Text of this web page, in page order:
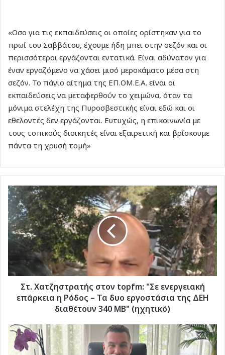
«Οσο για τις εκπαιδεύσεις οι οποίες ορίστηκαν για το
πρωί του Σαββάτου, έχουμε ήδη μπει στην σεζόν και οι
περισσότεροι εργάζονται εντατικά. Είναι αδύνατον για
έναν εργαζόμενο να χάσει μισό μεροκάματο μέσα στη
σεζόν. Το πάγιο αίτημα της ΕΠ.ΟΜ.Ε.Α. είναι οι
εκπαιδεύσεις να μεταφερθούν το χειμώνα, όταν τα
μόνιμα στελέχη της Πυροσβεστικής είναι εδώ και οι
εθελοντές δεν εργάζονται. Ευτυχώς, η επικοινωνία με
τους τοπικούς διοικητές είναι εξαιρετική και βρίσκουμε
πάντα τη χρυσή τομή»
Στ.
Χατζηστρατής
στον
topfm:
"Σε
ενεργειακή
επάρκεια
η
Ρόδος
της
ΔΕΗ
διαθέτουν
Στ. Χατζηστρατής στον topfm: "Σε ενεργειακή
επάρκεια η Ρόδος – Τα δυο εργοστάσια της ΔΕΗ
διαθέτουν 340 ΜΒ" (ηχητικό)
Τ.
Καμπούρης
στον